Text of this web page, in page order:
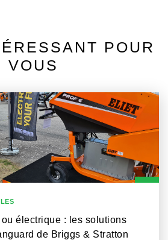
POUR
VOUS
électrique : les solutions
de Briggs & Stratton